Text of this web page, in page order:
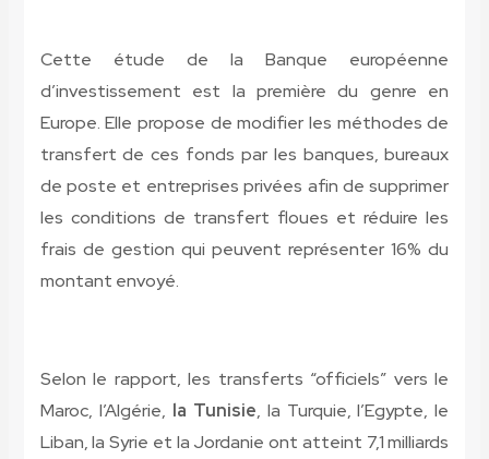
Cette étude de la Banque européenne
d’investissement est la première du genre en
Europe. Elle propose de modifier les méthodes de
transfert de ces fonds par les banques, bureaux
de poste et entreprises privées afin de supprimer
les conditions de transfert floues et réduire les
frais de gestion qui peuvent représenter 16% du
montant envoyé.
Selon le rapport, les transferts “officiels” vers le
Maroc, l’Algérie, la Tunisie, la Turquie, l’Egypte, le
Liban, la Syrie et la Jordanie ont atteint 7,1 milliards